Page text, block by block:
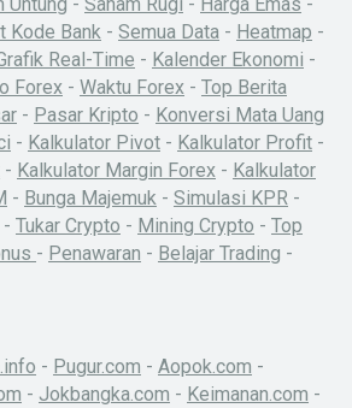
Untung - Saham Rugi - Harga Emas -
Kode Bank - Semua Data - Heatmap -
Real-Time - Kalender Ekonomi -
Forex - Waktu Forex - Top Berita
- Pasar Kripto - Konversi Mata Uang
- Kalkulator Pivot - Kalkulator Profit -
- Kalkulator Margin Forex - Kalkulator
- Bunga Majemuk - Simulasi KPR -
- Tukar Crypto - Mining Crypto - Top
- Penawaran - Belajar Trading -
- Pugur.com - Aopok.com -
- Jokbangka.com - Keimanan.com -